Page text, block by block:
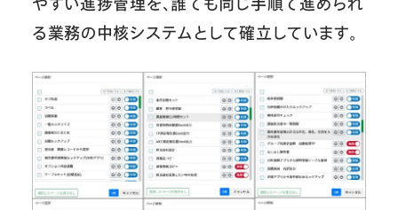
る業務の中核システムとして確立しています。